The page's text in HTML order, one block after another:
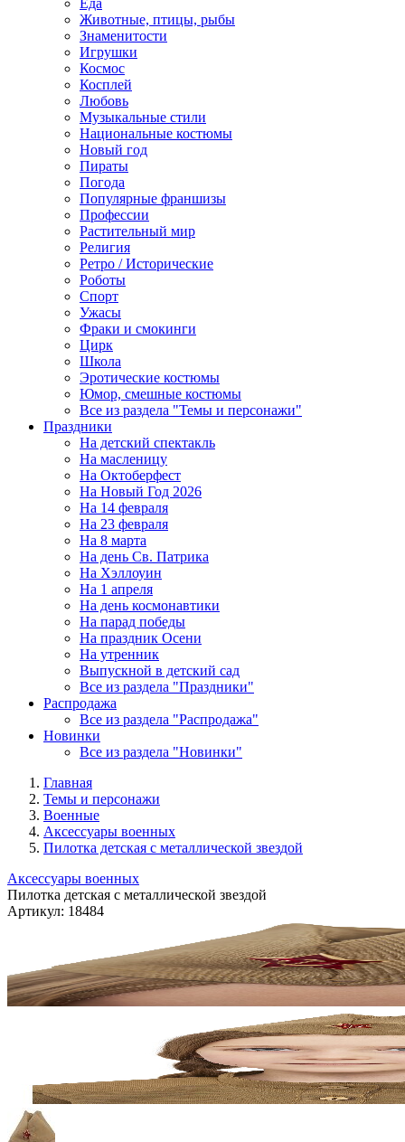
Еда
Животные, птицы, рыбы
Знаменитости
Игрушки
Космос
Косплей
Любовь
Музыкальные стили
Национальные костюмы
Новый год
Пираты
Погода
Популярные франшизы
Профессии
Растительный мир
Религия
Ретро / Исторические
Роботы
Спорт
Ужасы
Фраки и смокинги
Цирк
Школа
Эротические костюмы
Юмор, смешные костюмы
Все из раздела "Темы и персонажи"
Праздники
На детский спектакль
На масленицу
На Октоберфест
На Новый Год 2026
На 14 февраля
На 23 февраля
На 8 марта
На день Св. Патрика
На Хэллоуин
На 1 апреля
На день космонавтики
На парад победы
На праздник Осени
На утренник
Выпускной в детский сад
Все из раздела "Праздники"
Распродажа
Все из раздела "Распродажа"
Новинки
Все из раздела "Новинки"
Главная
Темы и персонажи
Военные
Аксессуары военных
Пилотка детская с металлической звездой
Аксессуары военных
Пилотка детская с металлической звездой
Артикул: 18484